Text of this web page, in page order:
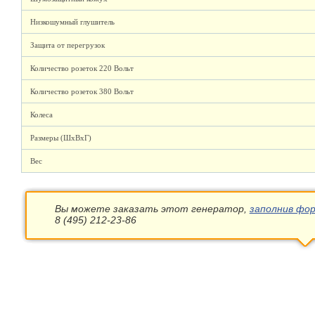
Низкошумный глушитель
Защита от перегрузок
Количество розеток 220 Вольт
Количество розеток 380 Вольт
Колеса
Размеры (ШхВхГ)
Вес
Вы можете заказать этот генератор, заполнив
8 (495) 212-23-86